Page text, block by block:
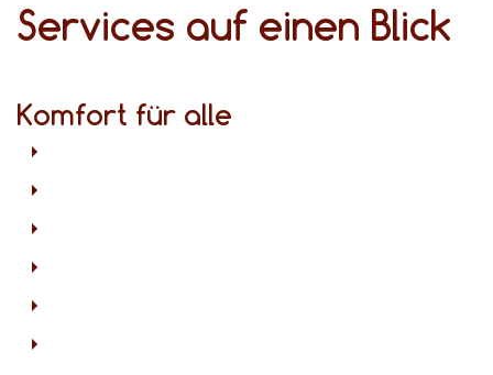
Services auf einen Blick
Komfort für alle